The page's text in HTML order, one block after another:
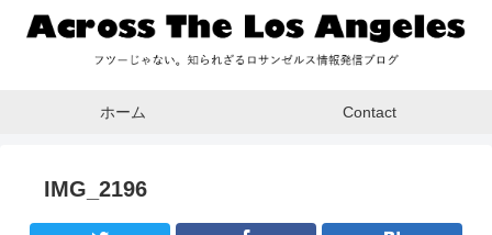
ホーム Contact
IMG_2196